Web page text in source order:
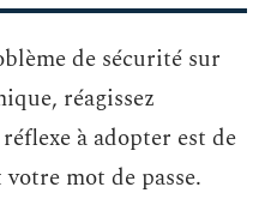
de sécurité sur
réagissez
à adopter est de
mot de passe.